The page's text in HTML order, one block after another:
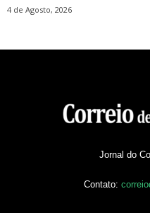
4 de Agosto, 2026
Jornal do
Contato: